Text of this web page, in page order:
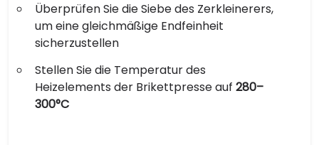
Überprüfen Sie die Siebe des Zerkleinerers,
um eine gleichmäßige Endfeinheit
sicherzustellen
Stellen Sie die Temperatur des
Heizelements der Brikettpresse auf 280–
300°C